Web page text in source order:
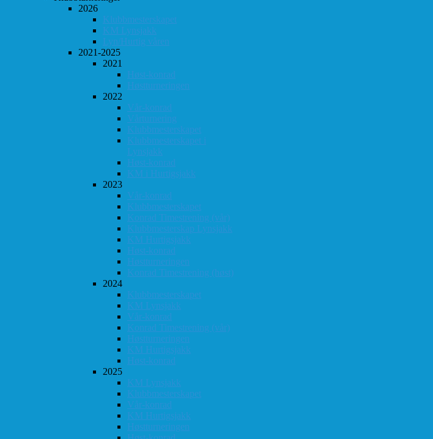
2026
Klubbmesterskapet
KM Lynsjakk
Lyn/Hurtig våren
2021-2025
2021
Høst-konrad
Høstturneringen
2022
Vår-konrad
Vårturnering
Klubbmesterskapet
Klubbmesterskapet i
Lynsjakk
Høst-konrad
KM i Hurtigsjakk
2023
Vår-konrad
Klubbmesterskapet
Konrad Timestrening (vår)
Klubbmesterskap Lynsjakk
KM Hurtigsjakk
Høst-konrad
Høstturneringen
Konrad Timestrening (høst)
2024
Klubbmesterskapet
KM Lynsjakk
Vår-konrad
Konrad Timestrening (vår)
Høstturneringen
KM Hurtigsjakk
Høst-konrad
2025
KM Lynsjakk
Klubbmesterskapet
Vår-konrad
KM Hurtigsjakk
Høstturneringen